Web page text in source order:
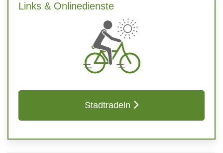
Links & Onlinedienste
Stadtradeln